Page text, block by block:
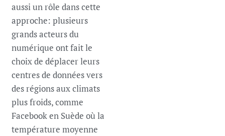
aussi un rôle dans cette
approche: plusieurs
grands acteurs du
numérique ont fait le
choix de déplacer leurs
centres de données vers
des régions aux climats
plus froids, comme
Facebook en Suède où la
température moyenne